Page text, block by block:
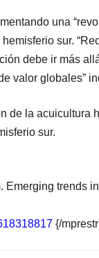
una
sur.
debe ir más
valor globales”
de la acuicultura
sur.
trends
{/